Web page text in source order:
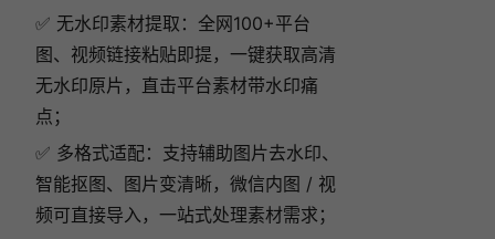
✅ 无水印素材提取：全网100+平台
图、视频链接粘贴即提，一键获取高清
无水印原片，直击平台素材带水印痛
点；
✅ 多格式适配：支持辅助图片去水印、
智能抠图、图片变清晰，微信内图 / 视
频可直接导入，一站式处理素材需求；